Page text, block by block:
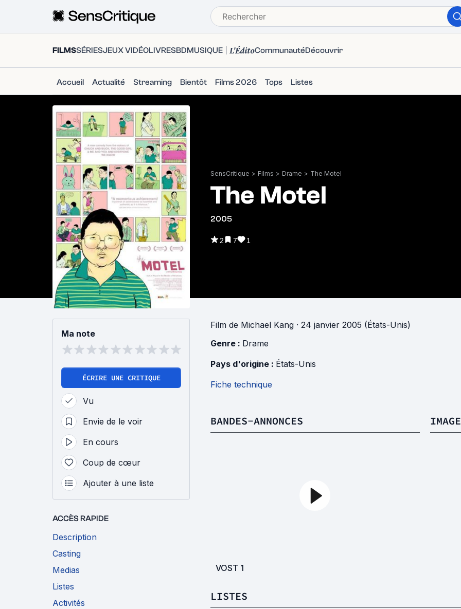
FILMSSÉRIESJEUX VIDÉOLIVRESBDMUSIQUE L'ÉditoCommunautéDécouvrir
Accueil Actualité Streaming Bientôt Films 2026 Tops Listes
SensCritique > Films > Drame > The Motel
The Motel
2005
2 7 1
Ma note
ÉCRIRE UNE CRITIQUE
Vu
Envie de le voir
En cours
Coup de cœur
Ajouter à une liste
ACCÈS RAPIDE
Description
Casting
Medias
Listes
Activités
Film de Michael Kang · 24 janvier 2005 (États-Unis)
Genre : Drame
Pays d'origine : États-Unis
Fiche technique
BANDES-ANNONCES
VOST 1
LISTES